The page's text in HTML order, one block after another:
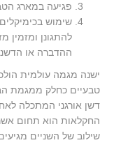
פגיעה במארג
שימוש
להתגונן ומזמין
ההדברה או
ישנה מגמה עולמית
טבעיים כחלק ממגמת
דשן אורגני המתכלה
החקלאות הוא תחום אשר
שילוב של השניים